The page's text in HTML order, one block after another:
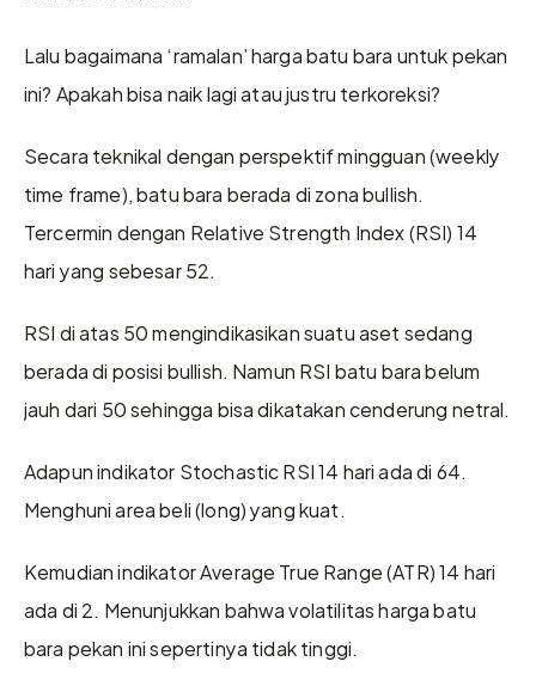
Lalu bagaimana ‘ramalan’ harga batu bara untuk pekan
ini? Apakah bisa naik lagi atau justru terkoreksi?
Secara teknikal dengan perspektif mingguan (weekly
time frame), batu bara berada di zona bullish.
Tercermin dengan Relative Strength Index (RSI) 14
hari yang sebesar 52.
RSI di atas 50 mengindikasikan suatu aset sedang
berada di posisi bullish. Namun RSI batu bara belum
jauh dari 50 sehingga bisa dikatakan cenderung netral.
Adapun indikator Stochastic RSI 14 hari ada di 64.
Menghuni area beli (long) yang kuat.
Kemudian indikator Average True Range (ATR) 14 hari
ada di 2. Menunjukkan bahwa volatilitas harga batu
bara pekan ini sepertinya tidak tinggi.